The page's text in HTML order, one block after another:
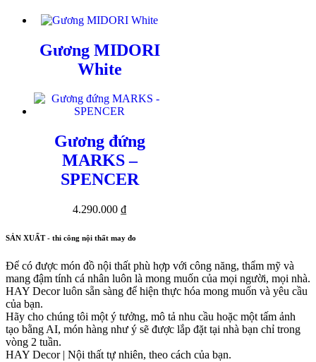
Gương MIDORI
White
Gương đứng
MARKS –
SPENCER
4.290.000 ₫
SẢN XUẤT - thi công nội thất may đo
Để có được món đồ nội thất phù hợp với công năng, thẩm mỹ và
mang đậm tính cá nhân luôn là mong muốn của mọi người, mọi nhà.
HAY Decor luôn sẵn sàng để hiện thực hóa mong muốn và yêu cầu
của bạn.
Hãy cho chúng tôi một ý tưởng, mô tả nhu cầu hoặc một tấm ảnh
tạo bằng AI, món hàng như ý sẽ được lắp đặt tại nhà bạn chỉ trong
vòng 2 tuần.
HAY Decor | Nội thất tự nhiên, theo cách của bạn.